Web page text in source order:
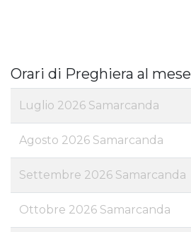
Orari di Preghiera al mese
Luglio 2026 Samarcanda
Agosto 2026 Samarcanda
Settembre 2026 Samarcanda
Ottobre 2026 Samarcanda